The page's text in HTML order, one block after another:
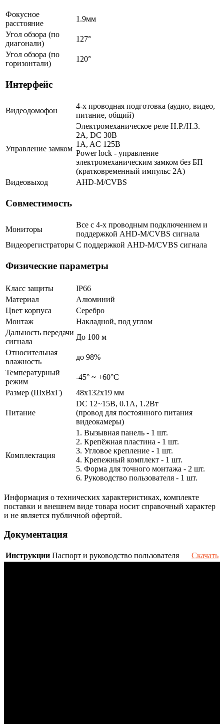
Фокусное
расстояние
1.9мм
Угол обзора (по
диагонали)
127°
Угол обзора (по
горизонтали)
120°
Интерфейс
Видеодомофон
4-х проводная подготовка (аудио, видео,
питание, общий)
Управление замком
Электромеханическое реле Н.Р./Н.З.
2A, DC 30В
1A, AC 125В
Power lock - управление
электромеханическим замком без БП
(кратковременный импульс 2A)
Видеовыход
AHD-M/CVBS
Совместимость
Мониторы
Все с 4-х проводным подключением и
поддержкой AHD-M/CVBS сигнала
Видеорегистраторы С поддержкой AHD-M/CVBS сигнала
Физические параметры
Класс защиты
IP66
Материал
Алюминий
Цвет корпуса
Серебро
Монтаж
Накладной, под углом
Дальность передачи
сигнала
До 100 м
Относительная
влажность
до 98%
Температурный
режим
-45° ~ +60°С
Размер (ШxВxГ)
48x132x19 мм
Питание
DC 12~15В, 0.1А, 1.2Вт
(провод для постоянного питания
видеокамеры)
Комплектация
1. Вызывная панель - 1 шт.
2. Крепёжная пластина - 1 шт.
3. Угловое крепление - 1 шт.
4. Крепежный комплект - 1 шт.
5. Форма для точного монтажа - 2 шт.
6. Руководство пользователя - 1 шт.
Информация о технических характеристиках, комплекте
поставки и внешнем виде товара носит справочный характер
и не является публичной офертой.
Документация
Инструкции Паспорт и руководство пользователя Скачать